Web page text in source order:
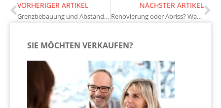
VORHERIGER ARTIKEL
Grenzbebauung und Abstandsregelungen: Was erlaubt ist und was nicht
NÄCHSTER ARTIKEL
Renovierung oder Abriss? Wann sich eine Sanierung wirklich lohnt
SIE MÖCHTEN VERKAUFEN?